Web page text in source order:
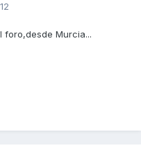
foro,desde Murcia...